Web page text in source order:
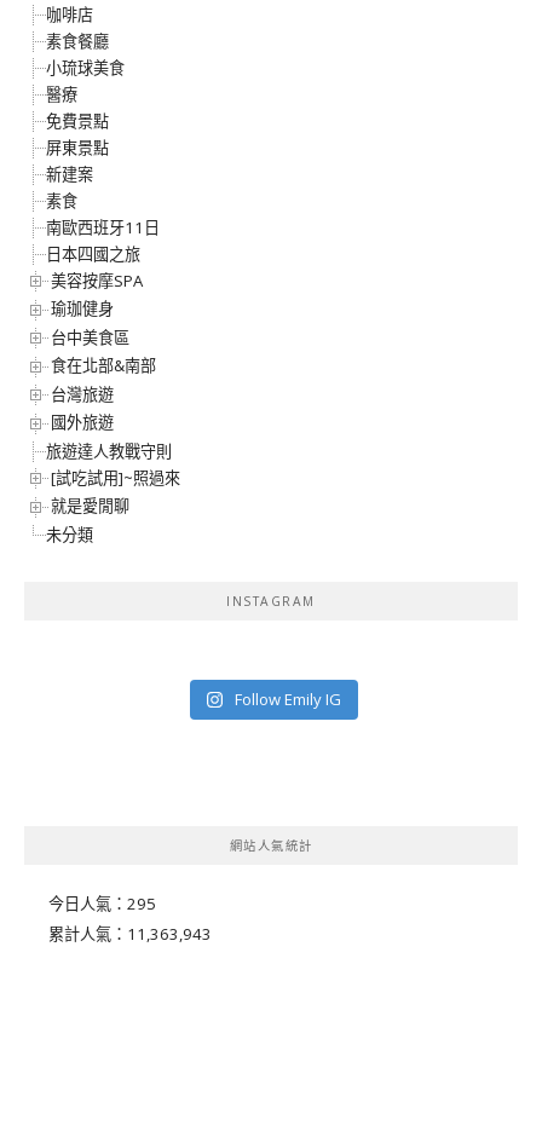
咖啡店
素食餐廳
小琉球美食
醫療
免費景點
屏東景點
新建案
素食
南歐西班牙11日
日本四國之旅
美容按摩SPA
瑜珈健身
台中美食區
食在北部&南部
台灣旅遊
國外旅遊
旅遊達人教戰守則
[試吃試用]~照過來
就是愛閒聊
未分類
INSTAGRAM
Follow Emily IG
網站人氣統計
今日人氣： 295
累計人氣： 11,363,943